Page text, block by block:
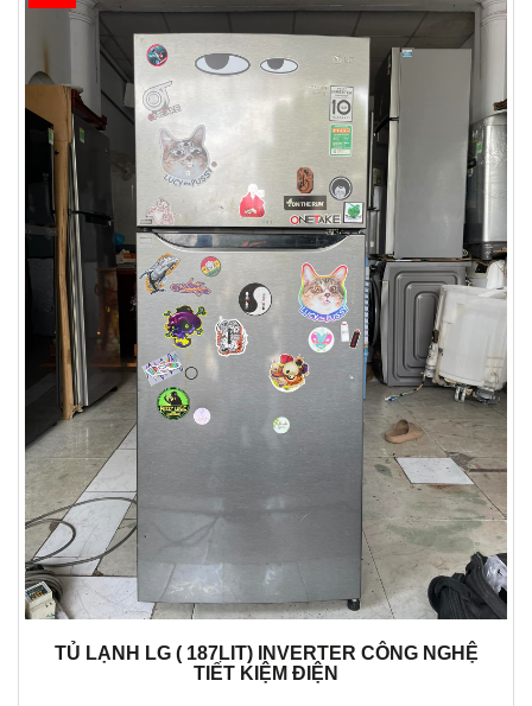
TỦ LẠNH LG ( 187LIT) INVERTER CÔNG NGHỆ
TIẾT KIỆM ĐIỆN